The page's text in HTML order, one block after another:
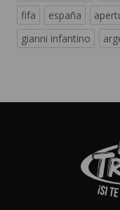
fifa
españa
gianni infantino